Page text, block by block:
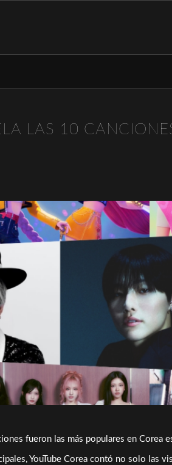
LAS 10
fueron las más populares en Corea
YouTube Corea contó no solo las